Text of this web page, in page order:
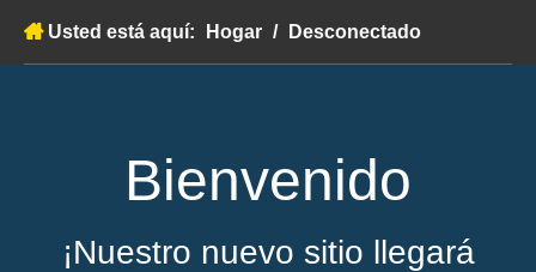
Usted está aquí: Hogar / Desconectado
Bienvenido
¡Nuestro nuevo sitio llegará